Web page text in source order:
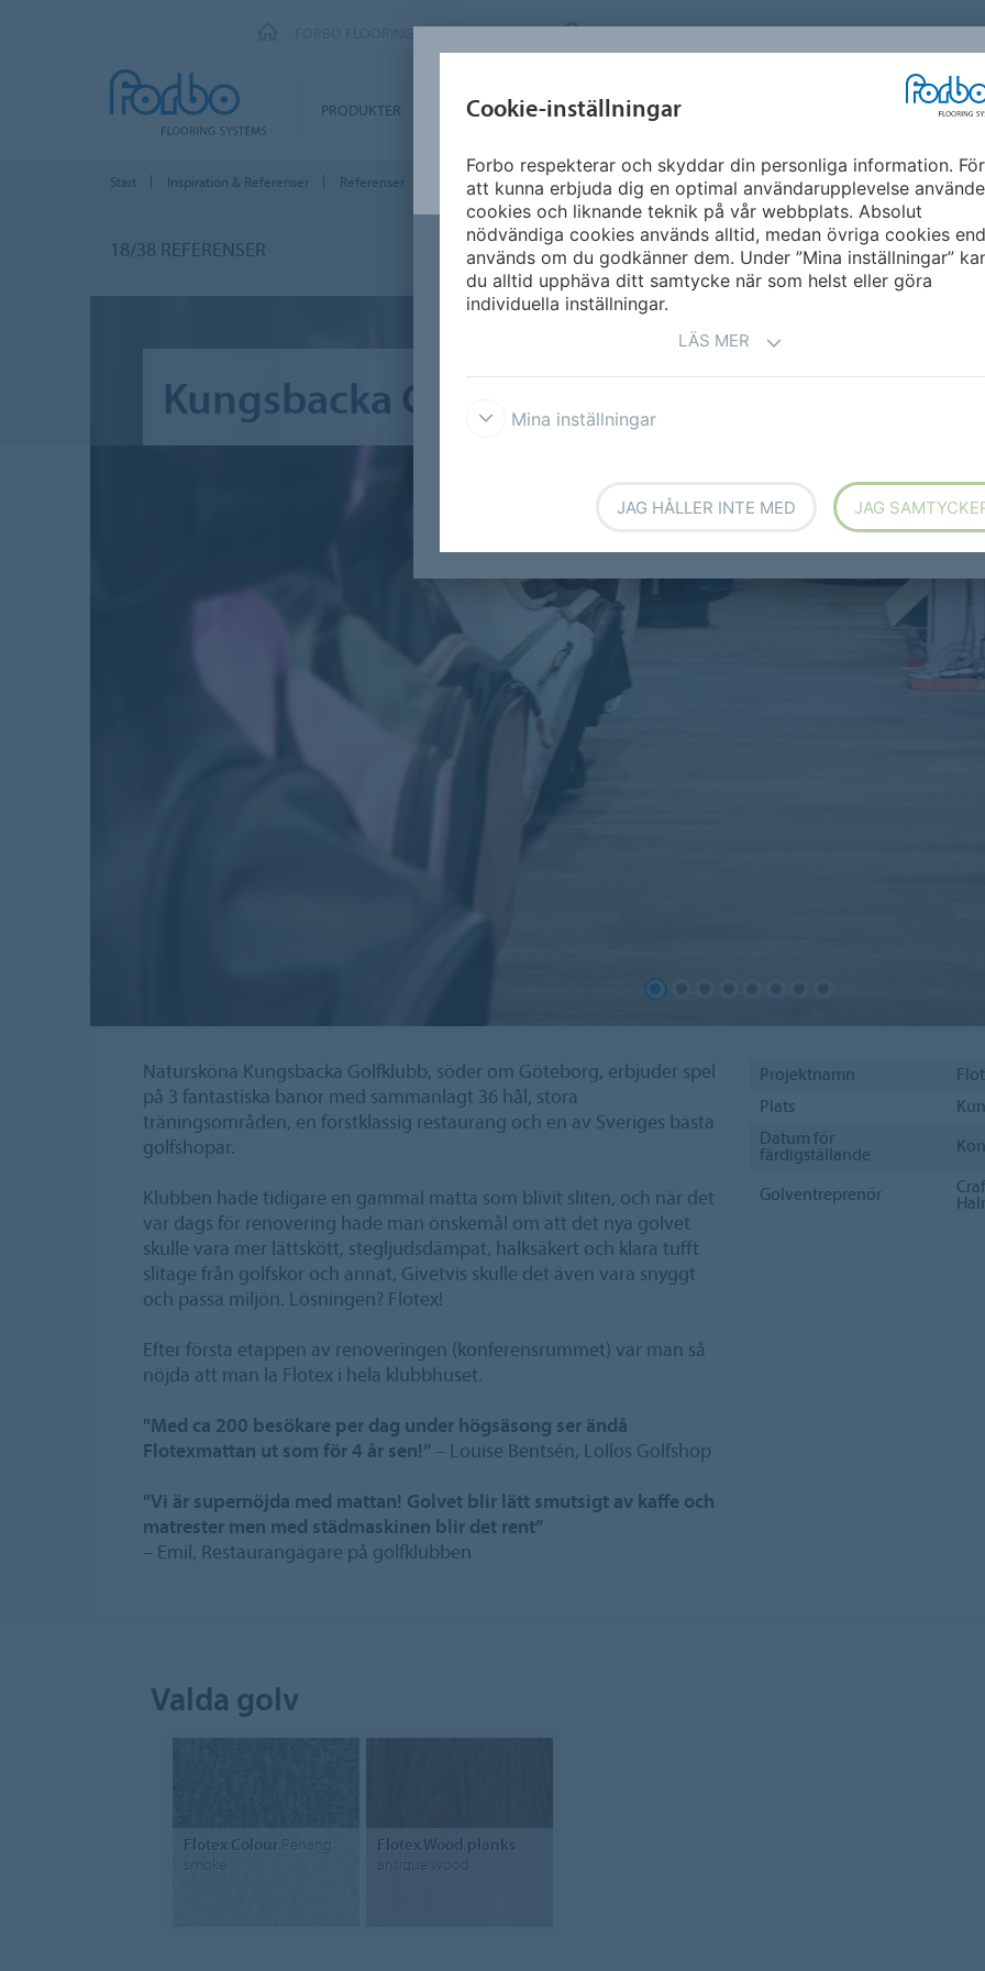
FORBO FLOORING SYSTEMS SWEDEN
PRODUKTER SEGMENT
MILJÖ &
HÅLLBARHET
Start Inspiration & Referenser Referenser Kungsbacka Golfklubb
18/38 REFERENSER TILLBAKA TILL
Kungsbacka Golfklubb
Natursköna Kungsbacka Golfklubb, söder om Göteborg, erbjuder spel
på 3 fantastiska banor med sammanlagt 36 hål, stora
träningsområden, en förstklassig restaurang och en av Sveriges bästa
golfshopar.
Klubben hade tidigare en gammal matta som blivit sliten, och när det
var dags för renovering hade man önskemål om att det nya golvet
skulle vara mer lättskött, stegljudsdämpat, halksäkert och klara tufft
slitage från golfskor och annat, Givetvis skulle det även vara snyggt
och passa miljön. Lösningen? Flotex!
Efter första etappen av renoveringen (konferensrummet) var man så
nöjda att man la Flotex i hela klubbhuset.
"Med ca 200 besökare per dag under högsäsong ser ändå
Flotexmattan ut som för 4 år sen!” – Louise Bentsén, Lollos Golfshop
"Vi är supernöjda med mattan! Golvet blir lätt smutsigt av kaffe och
matrester men med städmaskinen blir det rent”
– Emil, Restaurangägare på golfklubben
Projektnamn
Plats
Datum för
färdigställande
Golventreprenör
Valda golv
Flotex ColourPenang
smoke
Flotex Wood planks
antique wood
Cookie-inställningar
Forbo respekterar och skyddar din personliga information. För
att kunna erbjuda dig en optimal användarupplevelse
cookies och liknande teknik på vår webbplats. Absolut
nödvändiga cookies används alltid, medan övriga cookies
används om du godkänner dem. Under ”Mina inställningar”
du alltid upphäva ditt samtycke när som helst eller göra
individuella inställningar.
LÄS MER
Mina inställningar
JAG HÅLLER INTE MED JAG